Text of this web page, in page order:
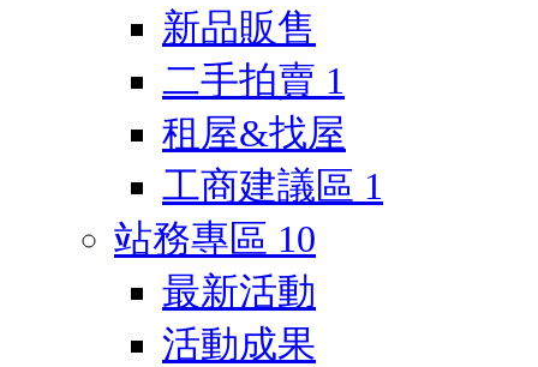
新品販售
二手拍賣 1
租屋&找屋
工商建議區 1
站務專區 10
最新活動
活動成果